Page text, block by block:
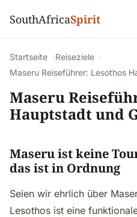
SouthAfricaSpirit
Startseite
Reiseziele
Maseru Reiseführer: Lesothos
Maseru
Hauptstadt und
Maseru ist keine
das ist in Ordnung
Seien wir ehrlich über
Lesothos ist eine